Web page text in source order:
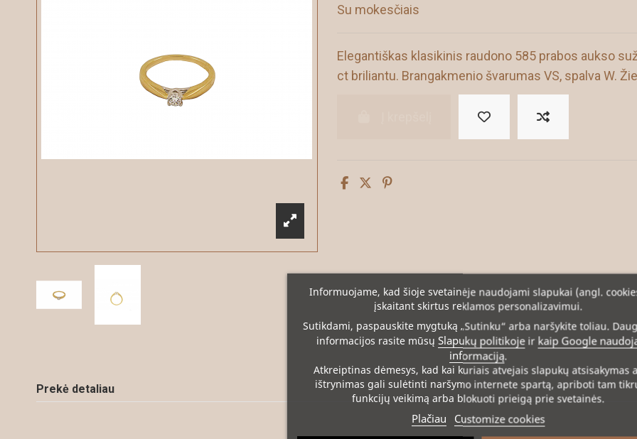
Su mokesčiais
Elegantiškas klasikinis raudono 585 prabos aukso
ct briliantu. Brangakmenio švarumas VS, spalva W.
Prekė detaliau
Informuojame, kad šioje svetainėje naudojami slapukai (angl.
įskaitant skirtus reklamos personalizavimui.
Sutikdami, paspauskite mygtuką „Sutinku“ arba naršykite toliau.
informacijos rasite mūsų Slapukų politikojeir kaip Google
informaciją.
Atkreiptinas dėmesys, kad kai kuriais atvejais slapukų atsisakymas
ištrynimas gali sulėtinti naršymo internete spartą, apriboti tam
funkcijų veikimą arba blokuoti prieigą prie svetainės.
Plačiau Customize cookies